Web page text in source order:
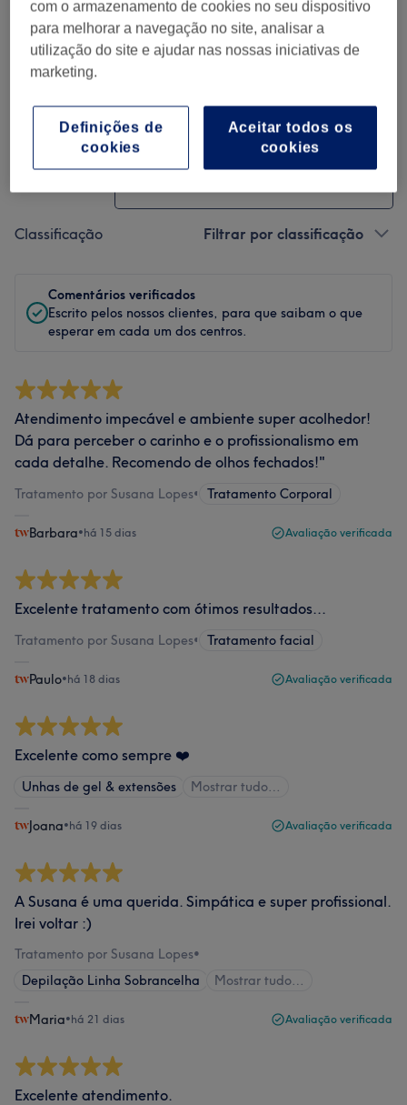
Empregados
Filtrar Comentários
Classificação Filtrar por classificação
Comentários verificados
Escrito pelos nossos clientes, para que saibam o que
esperar em cada um dos centros.
Atendimento impecável e ambiente super acolhedor!
Dá para perceber o carinho e o profissionalismo em
cada detalhe. Recomendo de olhos fechados!"
Tratamento por Susana Lopes• Tratamento Corporal
Barbara•há 15 dias Avaliação verificada
Excelente tratamento com ótimos resultados...
Tratamento por Susana Lopes• Tratamento facial
Paulo•há 18 dias Avaliação verificada
Excelente como sempre ❤️
Unhas de gel & extensões Mostrar tudo…
Joana•há 19 dias Avaliação verificada
A Susana é uma querida. Simpática e super profissional.
Irei voltar :)
Tratamento por Susana Lopes•
Depilação Linha Sobrancelha
Mostrar tudo…
Maria•há 21 dias Avaliação verificada
Excelente atendimento.
com o armazenamento de cookies no seu dispositivo
para melhorar a navegação no site, analisar a
utilização do site e ajudar nas nossas iniciativas de
marketing.
Aceitar todos os
cookies
Definições de
cookies